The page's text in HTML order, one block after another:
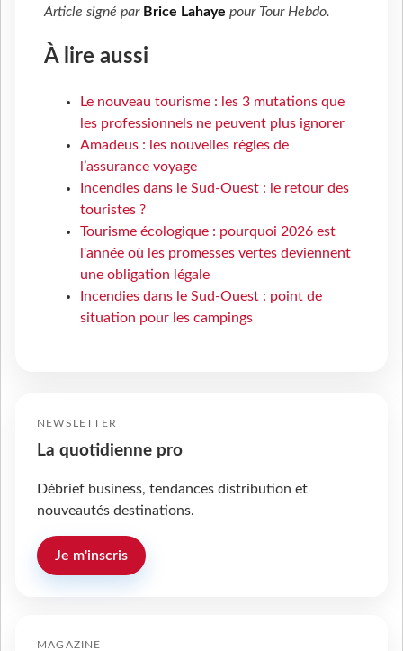
Article signé par Brice Lahaye pour Tour Hebdo.
À lire aussi
Le nouveau tourisme : les 3 mutations que
les professionnels ne peuvent plus ignorer
Amadeus : les nouvelles règles de
l’assurance voyage
Incendies dans le Sud-Ouest : le retour des
touristes ?
Tourisme écologique : pourquoi 2026 est
l'année où les promesses vertes deviennent
une obligation légale
Incendies dans le Sud-Ouest : point de
situation pour les campings
NEWSLETTER
La quotidienne pro
Débrief business, tendances distribution et
nouveautés destinations.
Je m'inscris
MAGAZINE